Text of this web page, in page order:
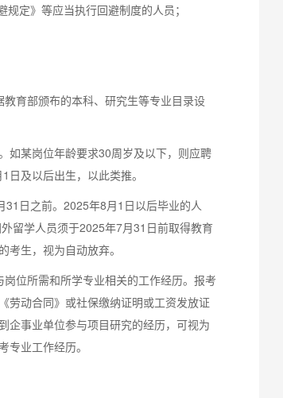
定》等应当执行回避制度的人员；
育部颁布的本科、研究生等专业目录设
某岗位年龄要求30周岁及以下，则应聘
及以后出生，以此类推。
日之前。2025年8月1日以后毕业的人
留学人员须于2025年7月31日前取得教育
生，视为自动放弃。
位所需和所学专业相关的工作经历。报考
劳动合同》或社保缴纳证明或工资发放证
企事业单位参与项目研究的经历，可视为
业工作经历。